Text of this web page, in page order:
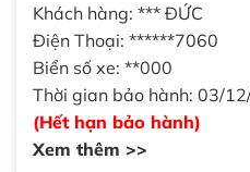
Khách hàng: *** ĐỨC
Điện Thoại: ******7060
Biển số xe: **000
Thời gian bảo hành: 03/
(Hết hạn bảo hành)
Xem thêm >>